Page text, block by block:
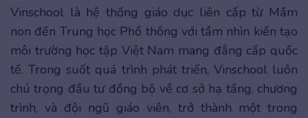
Vinschool là hệ thống giáo dục liên cấp từ Mầm
non đến Trung học Phổ thông với tầm nhìn kiến tạo
môi trường học tập Việt Nam mang đẳng cấp quốc
tế. Trong suốt quá trình phát triển, Vinschool luôn
chú trọng đầu tư đồng bộ về cơ sở hạ tầng, chương
trình, và đội ngũ giáo viên, trở thành một trong